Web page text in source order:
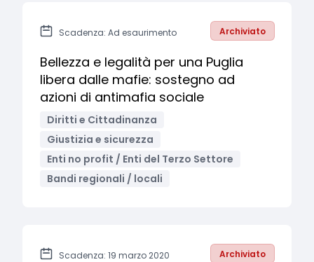
Scadenza: Ad esaurimento Archiviato
Bellezza e legalità per una Puglia
libera dalle mafie: sostegno ad
azioni di antimafia sociale
Diritti e Cittadinanza
Giustizia e sicurezza
Enti no profit / Enti del Terzo Settore
Bandi regionali / locali
Scadenza: 19 marzo 2020 Archiviato